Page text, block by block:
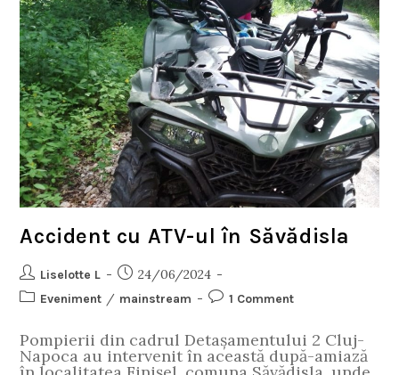
Accident cu ATV-ul în Săvădisla
Liselotte L 24/06/2024
Eveniment / mainstream 1 Comment
Pompierii din cadrul Detașamentului 2 Cluj-
Napoca au intervenit în această după-amiază